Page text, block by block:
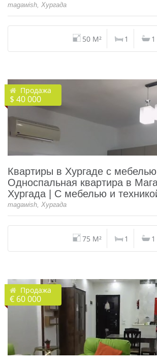
magawish, Хургада
50 M² 1 1
Продажа
$ 40 000
Квартиры в Хургаде с
Односпальная квартира в
Хургада | С мебелью и
magawish, Хургада
75 M² 1 1
Продажа
€ 60 000